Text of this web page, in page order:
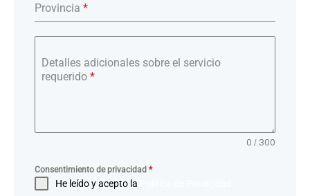
Provincia *
Detalles adicionales sobre el servicio
requerido *
0 / 300
Consentimiento de privacidad *
He leído y acepto la